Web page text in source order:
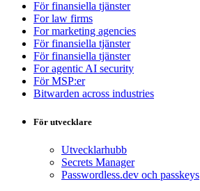
För finansiella tjänster
For law firms
For marketing agencies
För finansiella tjänster
För finansiella tjänster
For agentic AI security
För MSP:er
Bitwarden across industries
För utvecklare
Utvecklarhubb
Secrets Manager
Passwordless.dev och passkeys